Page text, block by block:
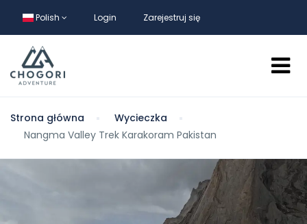
Polish Login Zarejestruj się
Strona główna
Wycieczka
Nangma Valley Trek Karakoram Pakistan